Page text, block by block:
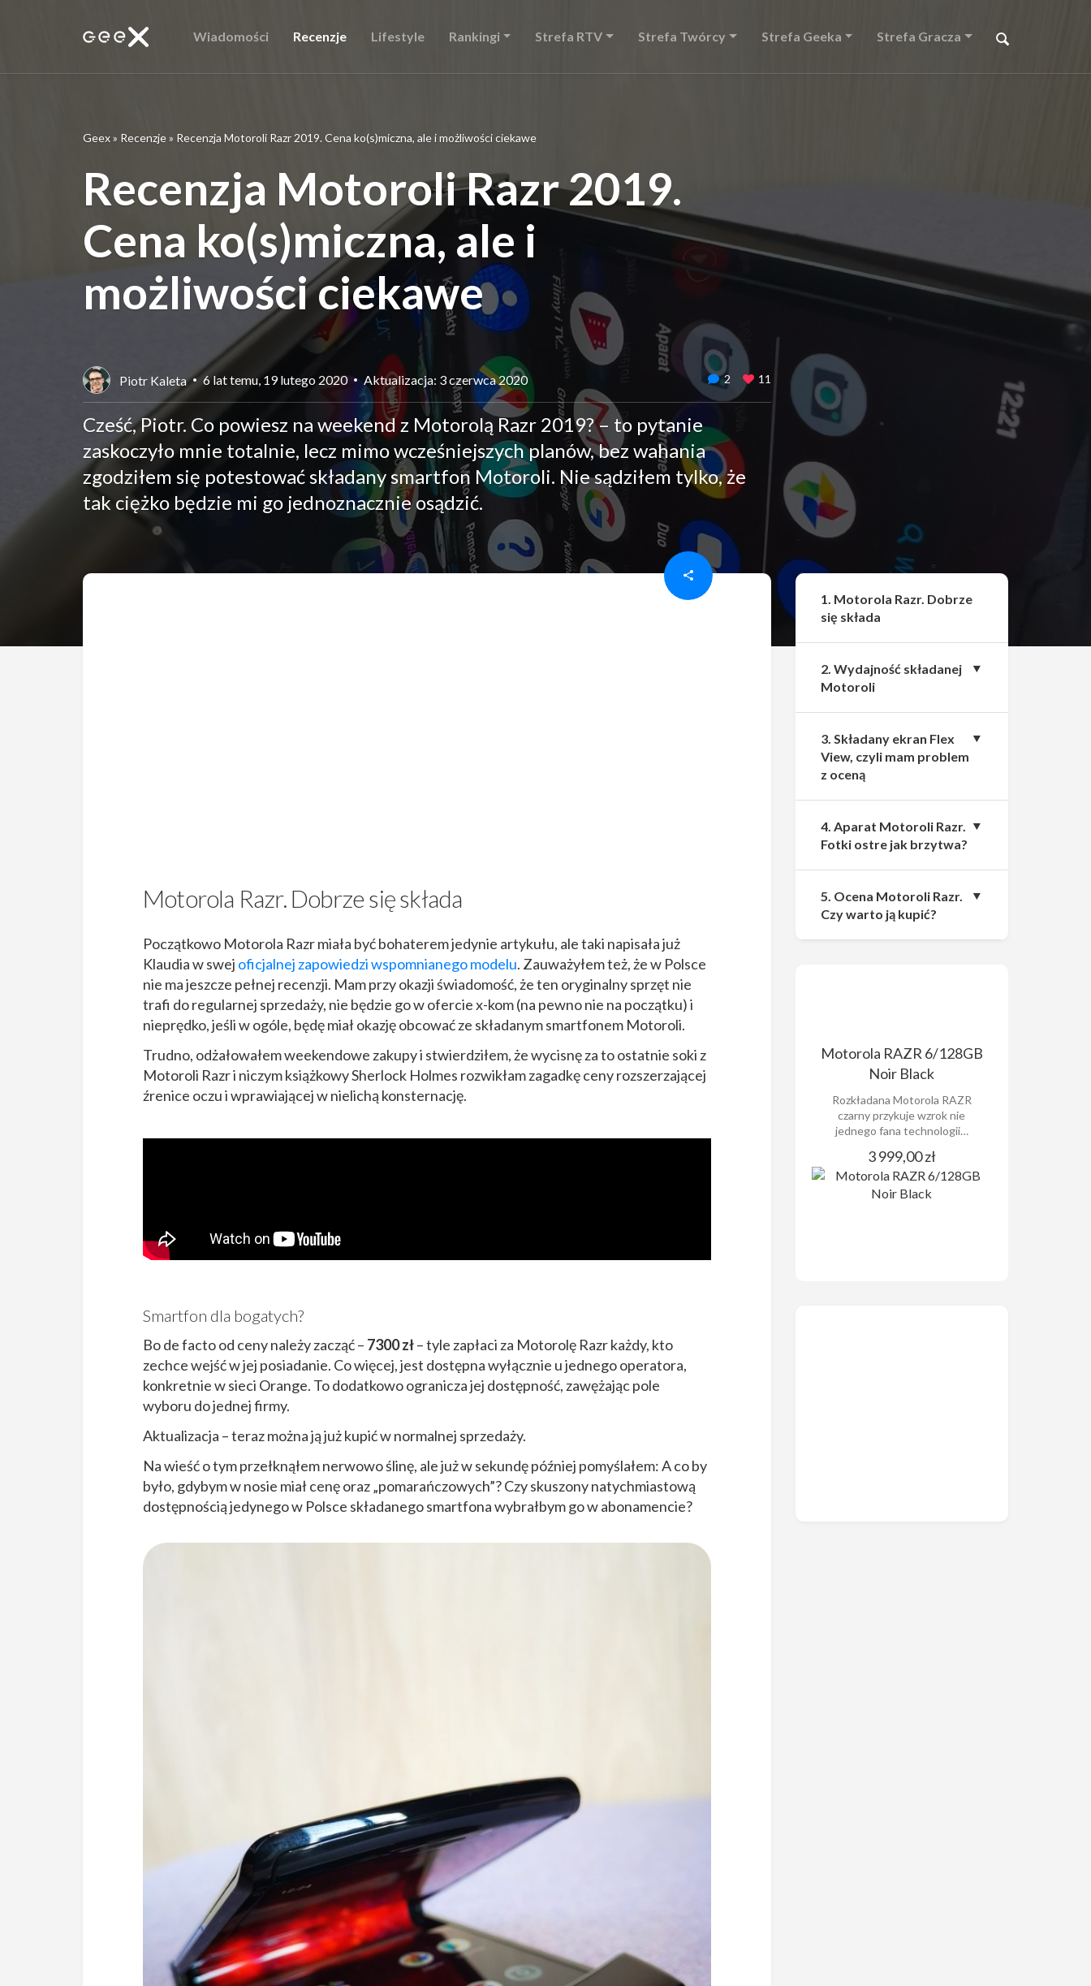
Wiadomości Recenzje Lifestyle Rankingi Strefa RTV Strefa Twórcy Strefa Geeka Strefa Gracza
Geex» Recenzje» Recenzja Motoroli Razr 2019. Cena ko(s)miczna, ale i możliwości ciekawe
Recenzja Motoroli Razr 2019.
Cena ko(s)miczna, ale i
możliwości ciekawe
Piotr Kaleta 6 lat temu, 19 lutego 2020 Aktualizacja: 3 czerwca 2020 2 11
Cześć, Piotr. Co powiesz na weekend z Motorolą Razr 2019? – to pytanie
zaskoczyło mnie totalnie, lecz mimo wcześniejszych planów, bez wahania
zgodziłem się potestować składany smartfon Motoroli. Nie sądziłem tylko, że
tak ciężko będzie mi go jednoznacznie osądzić.
Motorola Razr. Dobrze się składa
Początkowo Motorola Razr miała być bohaterem jedynie artykułu, ale taki napisała już
Klaudia w swej oficjalnej zapowiedzi wspomnianego modelu. Zauważyłem też, że w Polsce
nie ma jeszcze pełnej recenzji. Mam przy okazji świadomość, że ten oryginalny sprzęt nie
trafi do regularnej sprzedaży, nie będzie go w ofercie x-kom (na pewno nie na początku) i
nieprędko, jeśli w ogóle, będę miał okazję obcować ze składanym smartfonem Motoroli.
Trudno, odżałowałem weekendowe zakupy i stwierdziłem, że wycisnę za to ostatnie soki z
Motoroli Razr i niczym książkowy Sherlock Holmes rozwikłam zagadkę ceny rozszerzającej
źrenice oczu i wprawiającej w nielichą konsternację.
Smartfon dla bogatych?
Bo de facto od ceny należy zacząć – 7300 zł– tyle zapłaci za Motorolę Razr każdy, kto
zechce wejść w jej posiadanie. Co więcej, jest dostępna wyłącznie u jednego operatora,
konkretnie w sieci Orange. To dodatkowo ogranicza jej dostępność, zawężając pole
wyboru do jednej firmy.
Aktualizacja – teraz można ją już kupić w normalnej sprzedaży.
Na wieść o tym przełknąłem nerwowo ślinę, ale już w sekundę później pomyślałem: A co by
było, gdybym w nosie miał cenę oraz „pomarańczowych”? Czy skuszony natychmiastową
dostępnością jedynego w Polsce składanego smartfona wybrałbym go w abonamencie?
1. Motorola Razr. Dobrze
się składa
2. Wydajność składanej
Motoroli
3. Składany ekran Flex
View, czyli mam problem
z oceną
4. Aparat Motoroli Razr.
Fotki ostre jak brzytwa?
5. Ocena Motoroli Razr.
Czy warto ją kupić?
Motorola RAZR 6/128GB
Noir Black
Rozkładana Motorola RAZR
czarny przykuje wzrok nie
jednego fana technologii…
3 999,00 zł